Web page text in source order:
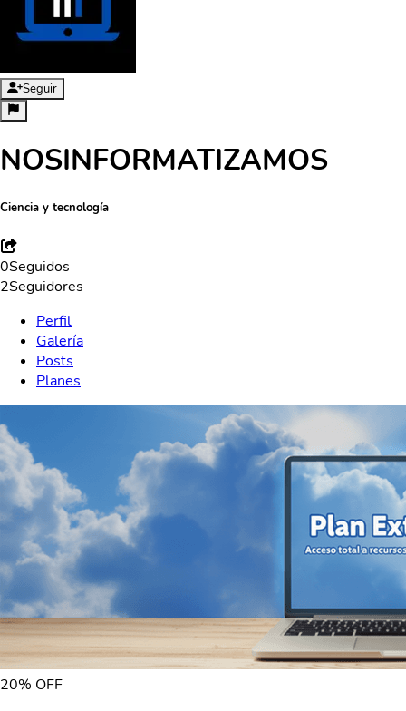
Seguir
NOSINFORMATIZAMOS
Ciencia y tecnología
0Seguidos
2Seguidores
Perfil
Galería
Posts
Planes
20% OFF